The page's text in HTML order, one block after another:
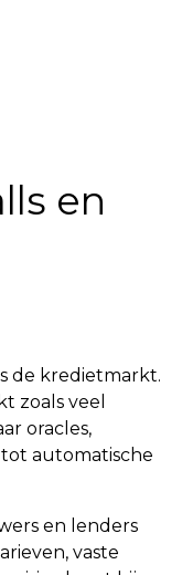
en
de kredietmarkt.
zoals veel
oracles,
automatische
en lenders
vaste